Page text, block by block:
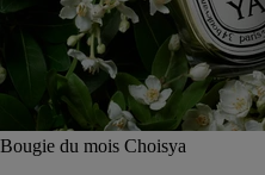
Bougie du mois Choisya